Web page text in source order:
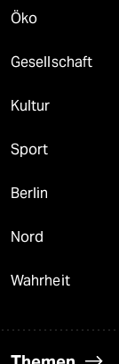
Öko
Gesellschaft
Kultur
Sport
Berlin
Nord
Wahrheit